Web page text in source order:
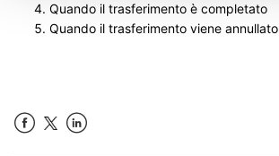
Quando il trasferimento è completato
Quando il trasferimento viene annullato